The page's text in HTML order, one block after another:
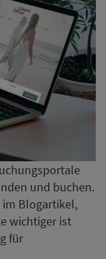
und buchen.
im Blogartikel,
wichtiger ist
für